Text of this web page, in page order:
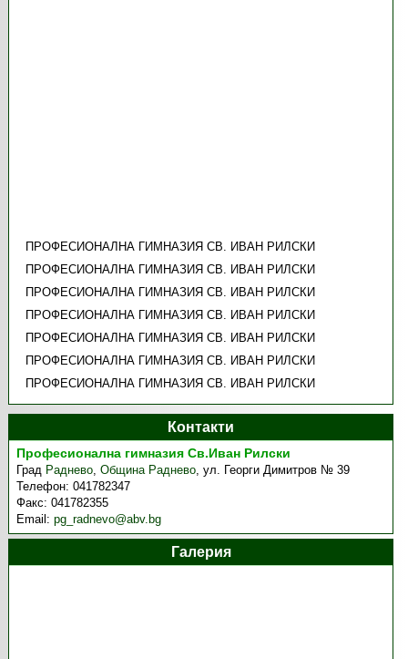
ПРОФЕСИОНАЛНА ГИМНАЗИЯ СВ. ИВАН РИЛСКИ
ПРОФЕСИОНАЛНА ГИМНАЗИЯ СВ. ИВАН РИЛСКИ
ПРОФЕСИОНАЛНА ГИМНАЗИЯ СВ. ИВАН РИЛСКИ
ПРОФЕСИОНАЛНА ГИМНАЗИЯ СВ. ИВАН РИЛСКИ
ПРОФЕСИОНАЛНА ГИМНАЗИЯ СВ. ИВАН РИЛСКИ
ПРОФЕСИОНАЛНА ГИМНАЗИЯ СВ. ИВАН РИЛСКИ
ПРОФЕСИОНАЛНА ГИМНАЗИЯ СВ. ИВАН РИЛСКИ
Контакти
Професионална гимназия Св.Иван Рилски
Град Раднево,Община Раднево,ул. Георги Димитров № 39
Телефон:041782347
Факс:041782355
Email:pg_radnevo@abv.bg
Галерия